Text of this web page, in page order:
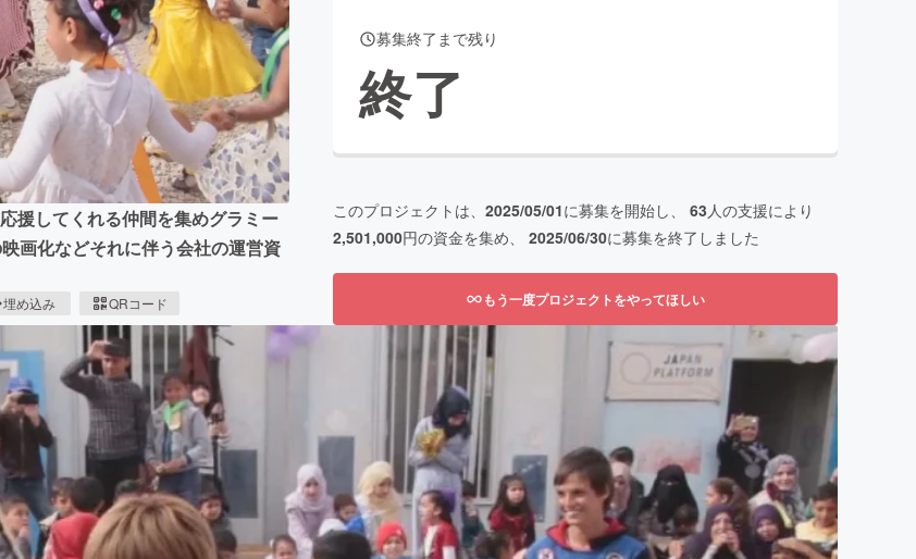
CAMPFIRE for Social GoodCAMPFIRE Creation
CAMPFIREふるさと納税
machi-yaコミュニティ
援してくれる仲間を集めグラミー
画化などそれに伴う会社の運営資
埋め込み QRコード
募集終了まで残り
終了
このプロジェクトは、 2025/05/01に募集を開始し、 63人の支援により
2,501,000円の資金を集め、 2025/06/30に募集を終了しました
もう一度プロジェクトをやってほしい